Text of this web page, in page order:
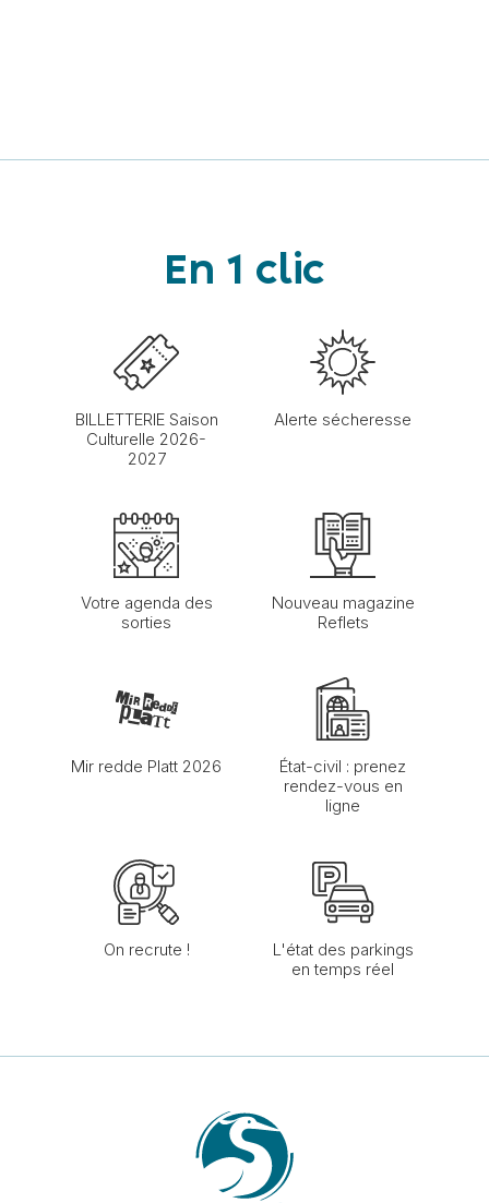
En 1 clic
BILLETTERIE Saison
Culturelle 2026-
2027
Alerte sécheresse
Votre agenda des
sorties
Nouveau magazine
Reflets
Mir redde Platt 2026
État-civil : prenez
rendez-vous en
ligne
On recrute !
L'état des parkings
en temps réel